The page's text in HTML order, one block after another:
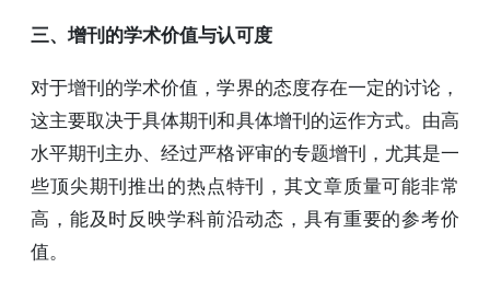
三、增刊的学术价值与认可度
对于增刊的学术价值，学界的态度存在一定的讨论，
这主要取决于具体期刊和具体增刊的运作方式。由高
水平期刊主办、经过严格评审的专题增刊，尤其是一
些顶尖期刊推出的热点特刊，其文章质量可能非常
高，能及时反映学科前沿动态，具有重要的参考价
值。